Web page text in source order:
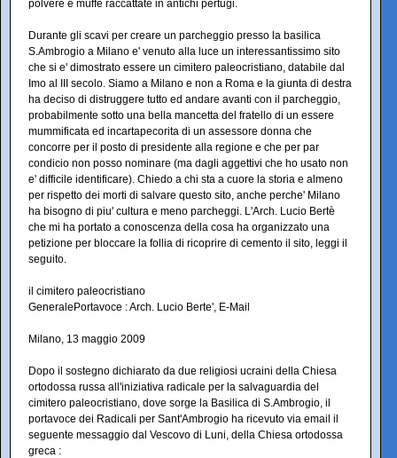
polvere e muffe raccattate in antichi pertugi.
Durante gli scavi per creare un parcheggio presso la basilica
S.Ambrogio a Milano e' venuto alla luce un interessantissimo sito
che si e' dimostrato essere un cimitero paleocristiano, databile dal
Imo al III secolo. Siamo a Milano e non a Roma e la giunta di destra
ha deciso di distruggere tutto ed andare avanti con il parcheggio,
probabilmente sotto una bella mancetta del fratello di un essere
mummificata ed incartapecorita di un assessore donna che
concorre per il posto di presidente alla regione e che per par
condicio non posso nominare (ma dagli aggettivi che ho usato non
e' difficile identificare). Chiedo a chi sta a cuore la storia e almeno
per rispetto dei morti di salvare questo sito, anche perche' Milano
ha bisogno di piu' cultura e meno parcheggi. L'Arch. Lucio Bertè
che mi ha portato a conoscenza della cosa ha organizzato una
petizione per bloccare la follia di ricoprire di cemento il sito, leggi il
seguito.
il cimitero paleocristiano
GeneralePortavoce : Arch. Lucio Berte', E-Mail
Milano, 13 maggio 2009
Dopo il sostegno dichiarato da due religiosi ucraini della Chiesa
ortodossa russa all'iniziativa radicale per la salvaguardia del
cimitero paleocristiano, dove sorge la Basilica di S.Ambrogio, il
portavoce dei Radicali per Sant'Ambrogio ha ricevuto via email il
seguente messaggio dal Vescovo di Luni, della Chiesa ortodossa
greca :